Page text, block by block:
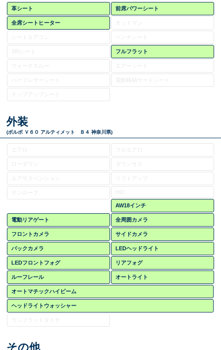
革シート 前席パワーシート
全席シートヒーター オットマン
3列シート フルフラット
電動格納サードシート
外装
(ボルボ Ｖ６０ アルティメット Ｂ４ 神奈川県)
ローダウン ダウンサス
HID
AW18インチ
電動リアゲート 全周囲カメラ
フロントカメラ サイドカメラ
バックカメラ LEDヘッドライト
LEDフロントフォグ リアフォグ
ルーフレール オートライト
オートマチックハイビーム
ヘッドライトウォッシャー
ランフラットタイヤ
その他